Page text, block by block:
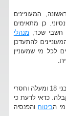
המעוניינים
כן מתאימים
חשבי שכר, מנהלי
להתעדכן
לכל מי שמעוניין
לימודי ייעוץ ושיווק פנסיוני דורשים מהמועמדים להיות בני 18 ומעלה וחסרי
כדאי לדעת כי
הביטוח והפנסיה